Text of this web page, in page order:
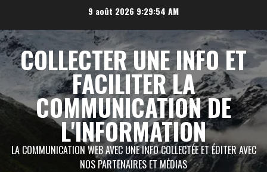
contenu
9 août 2026 9:29:56 AM
COLLECTER UNE INFO ET
FACILITER LA
COMMUNICATION DE
L'INFORMATION
LA COMMUNICATION WEB AVEC UNE INFO COLLECTÉE ET ÉDITER AVEC
NOS PARTENAIRES ET MÉDIAS